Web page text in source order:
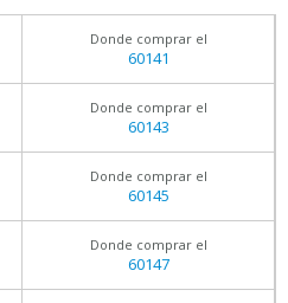
Donde comprar el
60141
Donde comprar el
60143
Donde comprar el
60145
Donde comprar el
60147